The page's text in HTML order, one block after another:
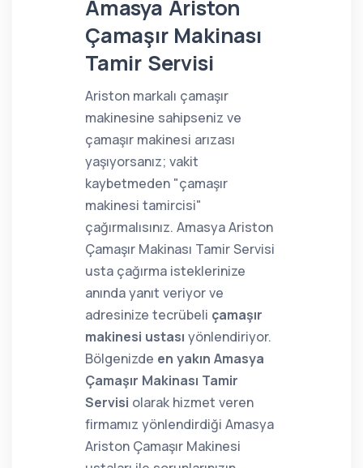
Amasya Ariston
Çamaşır Makinası
Tamir Servisi
Ariston markalı çamaşır
makinesine sahipseniz ve
çamaşır makinesi arızası
yaşıyorsanız; vakit
kaybetmeden "çamaşır
makinesi tamircisi"
çağırmalısınız. Amasya Ariston
Çamaşır Makinası Tamir Servisi
usta çağırma isteklerinize
anında yanıt veriyor ve
adresinize tecrübeli çamaşır
makinesi ustası yönlendiriyor.
Bölgenizde en yakın Amasya
Çamaşır Makinası Tamir
Servisi olarak hizmet veren
firmamız yönlendirdiği Amasya
Ariston Çamaşır Makinesi